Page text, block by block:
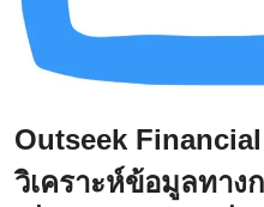
Outseek
วิเคราะห์ข้อมูลทาง